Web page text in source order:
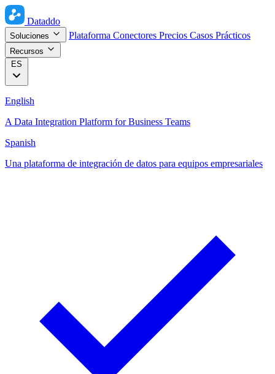
Dataddo
Soluciones Plataforma Conectores Precios Casos Prácticos
Recursos
ES
English
A Data Integration Platform for Business Teams
Spanish
Una plataforma de integración de datos para equipos empresariales